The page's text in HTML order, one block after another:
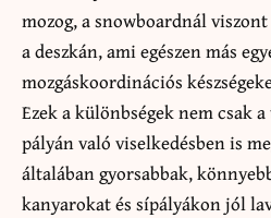
mozog, a snowboardnál
a deszkán, ami egészen más
mozgáskoordinációs
Ezek a különbségek nem csak
pályán való viselkedésben is
általában gyorsabbak,
kanyarokat és sípályákon jól